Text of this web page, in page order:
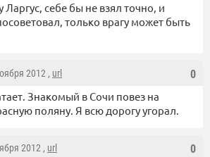
себе бы не взял точно, и
только врагу может быть
0
2012 , url
Знакомый в Сочи повез на
поляну. Я всю дорогу угорал.
0
2012 , url